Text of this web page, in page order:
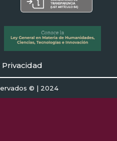
Privacidad
© | 2024